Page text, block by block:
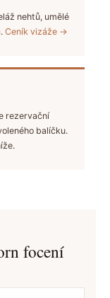
nehtů, umělé
Ceník vizáže →
rezervační
balíčku.
focení